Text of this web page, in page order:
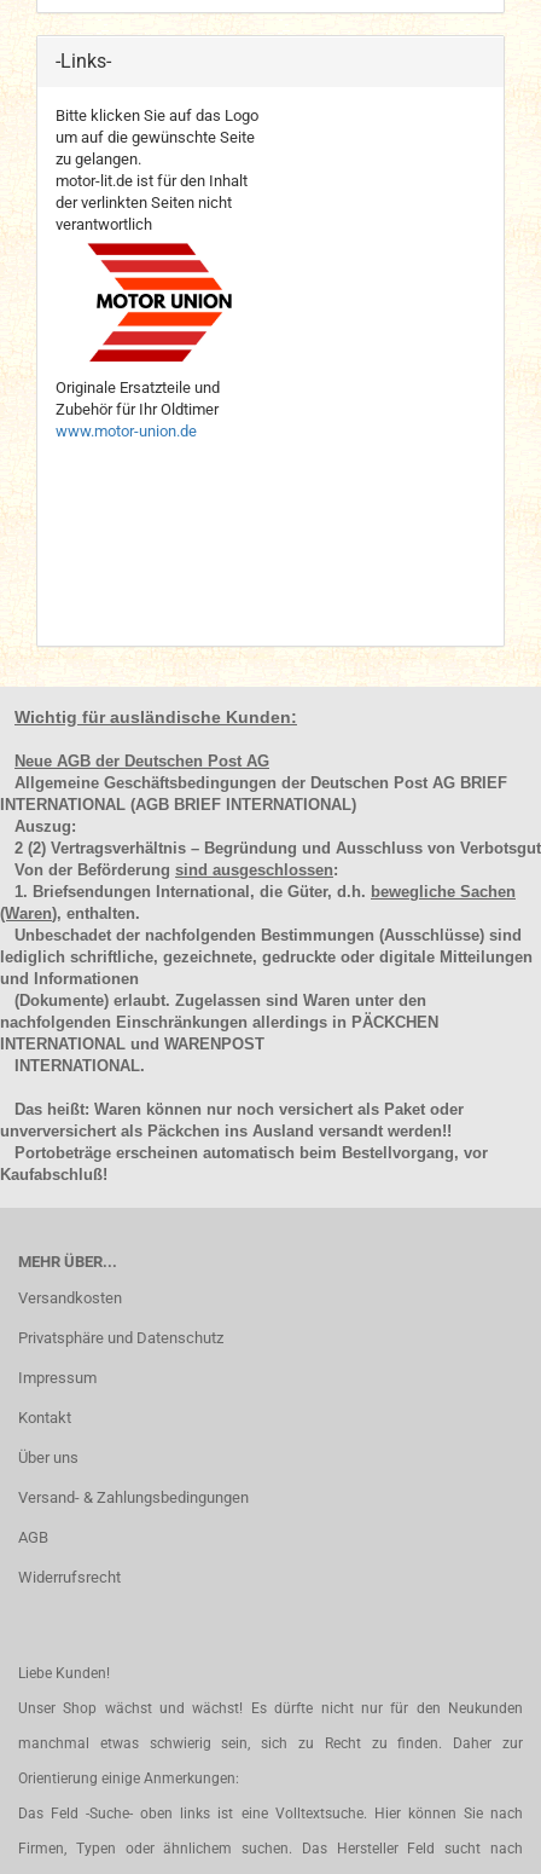
-Links-
Bitte klicken Sie auf das Logo
um auf die gewünschte Seite
zu gelangen.
motor-lit.de ist für den Inhalt
der verlinkten Seiten nicht
verantwortlich
Originale Ersatzteile und
Zubehör für Ihr Oldtimer
www.motor-union.de
Wichtig für ausländische Kunden:
Neue AGB der Deutschen Post AG
Allgemeine Geschäftsbedingungen der Deutschen Post AG BRIEF
INTERNATIONAL (AGB BRIEF INTERNATIONAL)
Auszug:
2 (2) Vertragsverhältnis – Begründung und Ausschluss von Verbotsgut
Von der Beförderung sind ausgeschlossen:
1. Briefsendungen International, die Güter, d.h. bewegliche Sachen
(Waren), enthalten.
Unbeschadet der nachfolgenden Bestimmungen (Ausschlüsse) sind
lediglich schriftliche, gezeichnete, gedruckte oder digitale Mitteilungen
und Informationen
(Dokumente) erlaubt. Zugelassen sind Waren unter den
nachfolgenden Einschränkungen allerdings in PÄCKCHEN
INTERNATIONAL und WARENPOST
INTERNATIONAL.
Das heißt: Waren können nur noch versichert als Paket oder
unverversichert als Päckchen ins Ausland versandt werden!!
Portobeträge erscheinen automatisch beim Bestellvorgang, vor
Kaufabschluß!
MEHR ÜBER...
Versandkosten
Privatsphäre und Datenschutz
Impressum
Kontakt
Über uns
Versand- & Zahlungsbedingungen
AGB
Widerrufsrecht
Liebe Kunden!
Unser Shop wächst und wächst! Es dürfte nicht nur für den Neukunden
manchmal etwas schwierig sein, sich zu Recht zu finden. Daher zur
Orientierung einige Anmerkungen:
Das Feld -Suche- oben links ist eine Volltextsuche. Hier können Sie nach
Firmen, Typen oder ähnlichem suchen. Das Hersteller Feld sucht nach